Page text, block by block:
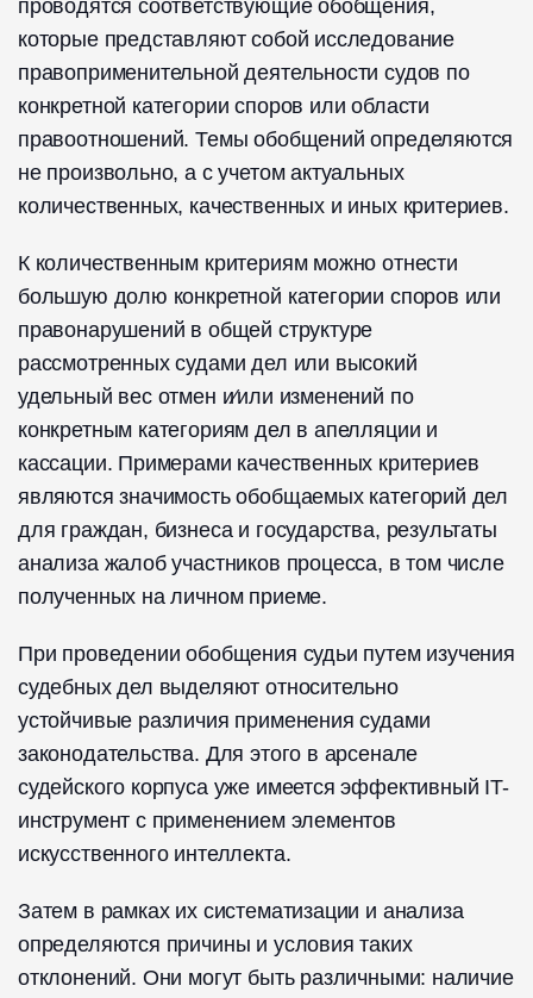
проводятся соответствующие обобщения,
которые представляют собой исследование
правоприменительной деятельности судов по
конкретной категории споров или области
правоотношений. Темы обоб­щений определяются
не произвольно, а с учетом актуальных
количественных, качественных и иных критериев.
К количественным критериям можно отнести
большую долю конкретной категории споров или
правонарушений в общей структуре
рассмотренных судами дел или высокий
удельный вес отмен и⁄или изменений по
конкретным категориям дел в апелляции и
кассации. Примерами качественных критериев
являются значимость обобщаемых категорий дел
для граждан, бизнеса и государства, результаты
анализа жалоб участников процесса, в том числе
полученных на личном приеме.
При проведении обобщения судьи путем изучения
судебных дел выделяют относительно
устойчивые различия применения судами
законодательства. Для этого в арсенале
судейского корпуса уже имеется эффективный IT-
инструмент с применением элементов
искусственного интеллекта.
Затем в рамках их систематизации и анализа
определяются причины и условия таких
отклонений. Они могут быть различными: наличие